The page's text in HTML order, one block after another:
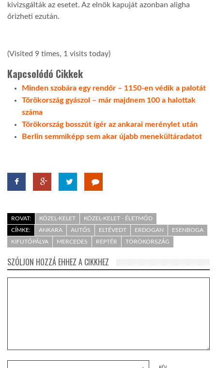
kivizsgálták az esetet. Az elnök kapuját azonban aligha
őrizheti ezután.
(Visited 9 times, 1 visits today)
Kapcsolódó Cikkek
Minden szobára egy rendőr – 1150-en védik a palotát
Törökország gyászol – már majdnem 100 a halottak
száma
Törökország bosszút ígér az ankarai merénylet után
Berlin semmiképp sem akar újabb menekültáradatot
ROVAT: KÖZEL-KELET
KÖZEL-KELET - ÉLETMÓD
CÍMKE:
ANKARA AUTÓS ELTÉVEDT ERDOGAN
ESENBOGA
KIFUTÓPÁLYA
MERCEDES REPTÉR TÖRÖKORSZÁG
SZÓLJON HOZZÁ EHHEZ A CIKKHEZ